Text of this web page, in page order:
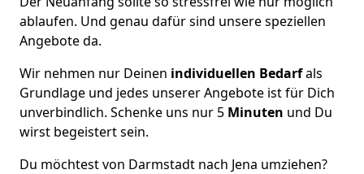
ablaufen. Und genau dafür sind unsere speziellen
Angebote da.
Wir nehmen nur Deinen individuellen Bedarfals
Grundlage und jedes unserer Angebote ist für Dich
unverbindlich. Schenke uns nur 5 Minuten und Du
wirst begeistert sein.
Du möchtest von Darmstadt nach Jena umziehen?